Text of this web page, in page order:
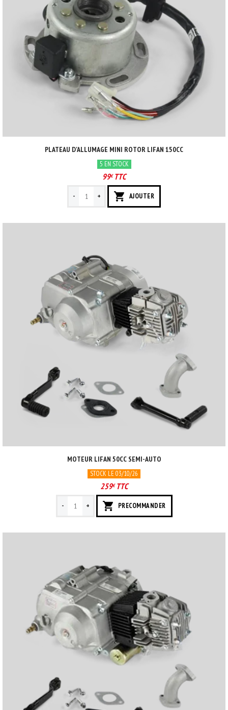
PLATEAU D'ALLUMAGE MINI ROTOR LIFAN 150CC
5 EN STOCK
99€TTC
- + AJOUTER
MOTEUR LIFAN 50CC SEMI-AUTO
STOCK LE 03/10/26
259€TTC
- + PRECOMMANDER